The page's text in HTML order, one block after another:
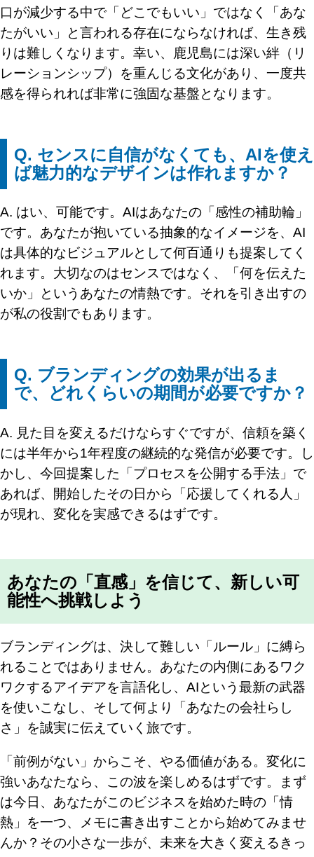
口が減少する中で「どこでもいい」ではなく「あな
たがいい」と言われる存在にならなければ、生き残
りは難しくなります。幸い、鹿児島には深い絆（リ
レーションシップ）を重んじる文化があり、一度共
感を得られれば非常に強固な基盤となります。
Q. センスに自信がなくても、AIを使え
ば魅力的なデザインは作れますか？
A. はい、可能です。AIはあなたの「感性の補助輪」
です。あなたが抱いている抽象的なイメージを、AI
は具体的なビジュアルとして何百通りも提案してく
れます。大切なのはセンスではなく、「何を伝えた
いか」というあなたの情熱です。それを引き出すの
が私の役割でもあります。
Q. ブランディングの効果が出るま
で、どれくらいの期間が必要ですか？
A. 見た目を変えるだけならすぐですが、信頼を築く
には半年から1年程度の継続的な発信が必要です。し
かし、今回提案した「プロセスを公開する手法」で
あれば、開始したその日から「応援してくれる人」
が現れ、変化を実感できるはずです。
あなたの「直感」を信じて、新しい可
能性へ挑戦しよう
ブランディングは、決して難しい「ルール」に縛ら
れることではありません。あなたの内側にあるワク
ワクするアイデアを言語化し、AIという最新の武器
を使いこなし、そして何より「あなたの会社らし
さ」を誠実に伝えていく旅です。
「前例がない」からこそ、やる価値がある。変化に
強いあなたなら、この波を楽しめるはずです。まず
は今日、あなたがこのビジネスを始めた時の「情
熱」を一つ、メモに書き出すことから始めてみませ
んか？その小さな一歩が、未来を大きく変えるきっ